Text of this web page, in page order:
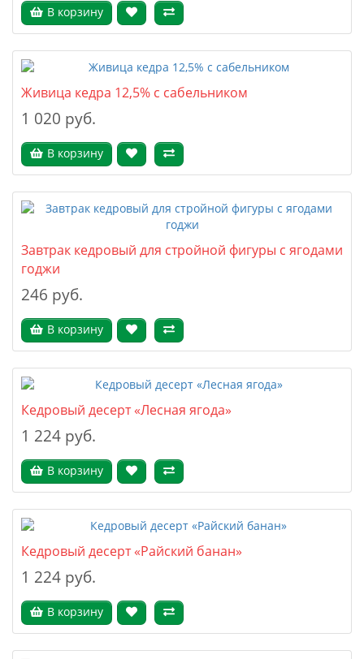
В корзину
Живица кедра 12,5% с сабельником
1 020 руб.
В корзину
Завтрак кедровый для стройной фигуры с ягодами
годжи
246 руб.
В корзину
Кедровый десерт «Лесная ягода»
1 224 руб.
В корзину
Кедровый десерт «Райский банан»
1 224 руб.
В корзину